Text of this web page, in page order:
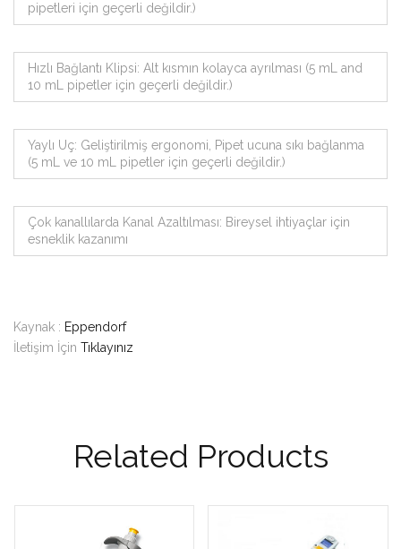
pipetleri için geçerli değildir.)
Hızlı Bağlantı Klipsi: Alt kısmın kolayca ayrılması (5 mL and
10 mL pipetler için geçerli değildir.)
Yaylı Uç: Geliştirilmiş ergonomi, Pipet ucuna sıkı bağlanma
(5 mL ve 10 mL pipetler için geçerli değildir.)
Çok kanallılarda Kanal Azaltılması: Bireysel ihtiyaçlar için
esneklik kazanımı
Kaynak : Eppendorf
İletişim İçin Tıklayınız
Related Products